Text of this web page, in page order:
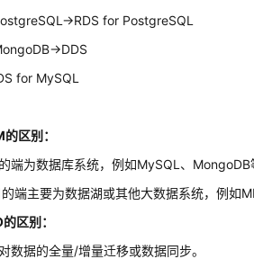
>RDS for PostgreSQL
>DDS
for MySQL
区别：
端为数据库系统，例如MySQL、MongoDB
端主要为数据湖或其他大数据系统，例如
区别：
数据的全量/增量迁移或数据同步。